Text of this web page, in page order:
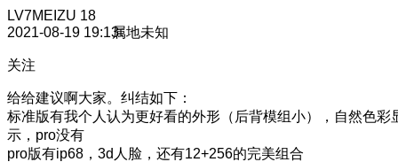
LV7MEIZU 18
2021-08-19 19:13属地未知
关注
给给建议啊大家。纠结如下：
标准版有我个人认为更好看的外形（后背模组小），自然色彩
示，pro没有
pro版有ip68，3d人脸，还有12+256的完美组合